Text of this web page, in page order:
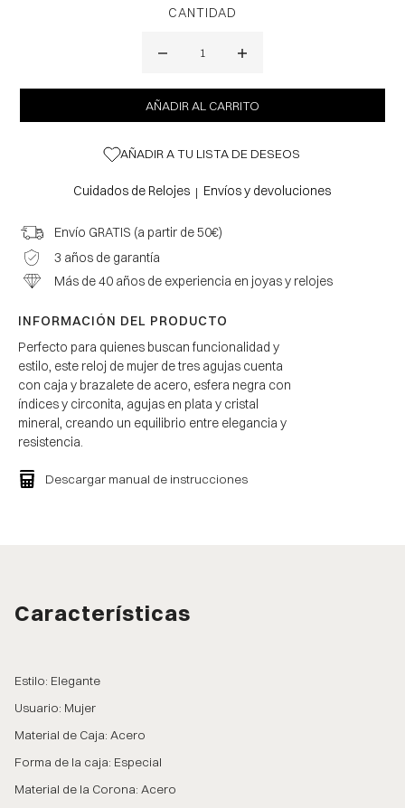
CANTIDAD
AÑADIR A TU LISTA DE DESEOS
Cuidados de Relojes | Envíos y devoluciones
Envío GRATIS (a partir de 50€)
3 años de garantía
Más de 40 años de experiencia en joyas y relojes
INFORMACIÓN DEL PRODUCTO
Perfecto para quienes buscan funcionalidad y
estilo, este reloj de mujer de tres agujas cuenta
con caja y brazalete de acero, esfera negra con
índices y circonita, agujas en plata y cristal
mineral, creando un equilibrio entre elegancia y
resistencia.
Descargar manual de instrucciones
Características
Estilo: Elegante
Usuario: Mujer
Material de Caja: Acero
Forma de la caja: Especial
Material de la Corona: Acero